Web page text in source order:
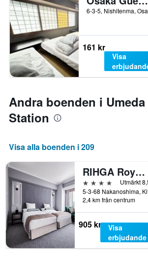
161 kr
Visa
Andra boenden i
Station
Visa alla boenden i 209
RIHGA Royal Hotel Osaka, Vignette Collection by IHG
4 stjärnor
Utmärkt
2,4 km från centrum
905 kr
Visa
erbjudande